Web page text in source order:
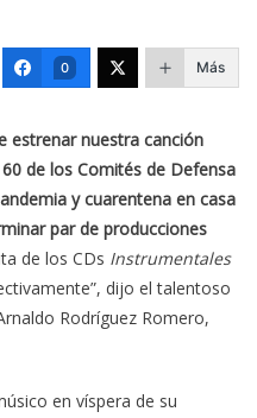
0 Más
estrenar nuestra canción
de los Comités de Defensa
y cuarentena en casa
par de producciones
de los CDs Instrumentales
dijo el talentoso
Rodríguez Romero,
en víspera de su